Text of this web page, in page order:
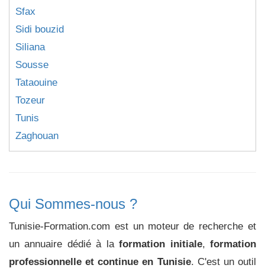
Sfax
Sidi bouzid
Siliana
Sousse
Tataouine
Tozeur
Tunis
Zaghouan
Qui Sommes-nous ?
Tunisie-Formation.com est un moteur de recherche et
un annuaire dédié à laformation initiale,formation
professionnelle et continue en Tunisie. C'est un outil